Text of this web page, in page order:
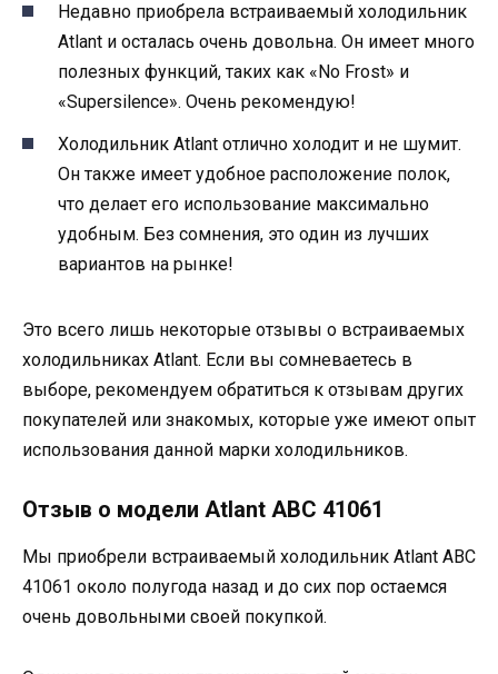
Недавно приобрела встраиваемый холодильник
Аtlant и осталась очень довольна. Он имеет много
полезных функций, таких как «No Frost» и
«Supersilence». Очень рекомендую!
Холодильник Аtlant отлично холодит и не шумит.
Он также имеет удобное расположение полок,
что делает его использование максимально
удобным. Без сомнения, это один из лучших
вариантов на рынке!
Это всего лишь некоторые отзывы о встраиваемых
холодильниках Аtlant. Если вы сомневаетесь в
выборе, рекомендуем обратиться к отзывам других
покупателей или знакомых, которые уже имеют опыт
использования данной марки холодильников.
Отзыв о модели Аtlant ABC 41061
Мы приобрели встраиваемый холодильник Аtlant ABC
41061 около полугода назад и до сих пор остаемся
очень довольными своей покупкой.